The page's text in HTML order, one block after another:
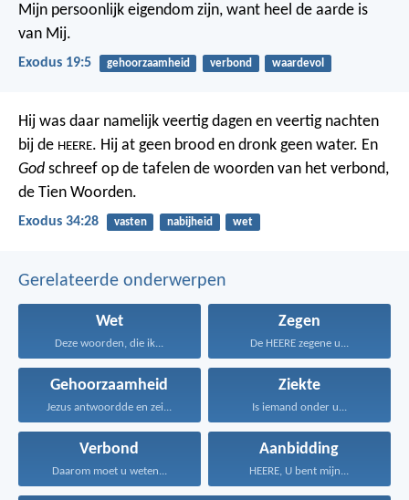
Mijn persoonlijk eigendom zijn, want heel de aarde is
van Mij.
Exodus 19:5 gehoorzaamheid verbond waardevol
Hij was daar namelijk veertig dagen en veertig nachten
bij de HEERE. Hij at geen brood en dronk geen water. En
God schreef op de tafelen de woorden van het verbond,
de Tien Woorden.
Exodus 34:28 vasten nabijheid wet
Gerelateerde onderwerpen
Wet
Deze woorden, die ik...
Zegen
De HEERE zegene u...
Gehoorzaamheid
Jezus antwoordde en zei...
Ziekte
Is iemand onder u...
Verbond
Daarom moet u weten...
Aanbidding
HEERE, U bent mijn...